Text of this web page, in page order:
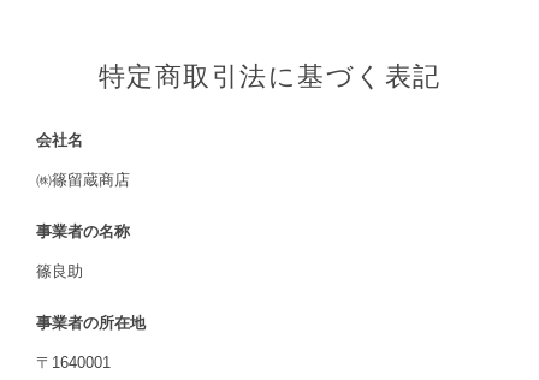
特定商取引法に基づく表記
会社名
㈱篠留蔵商店
事業者の名称
篠良助
事業者の所在地
〒1640001